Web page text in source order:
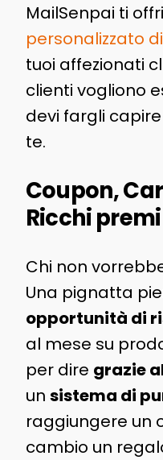
MailSenpai ti
personalizzato
tuoi affezionati
clienti vogliono
devi fargli
te.
Coupon,
Ricchi
Chi non
Una pignatta
opportunità di
al mese su
per dire grazie
un sistema di
raggiungere un
cambio un